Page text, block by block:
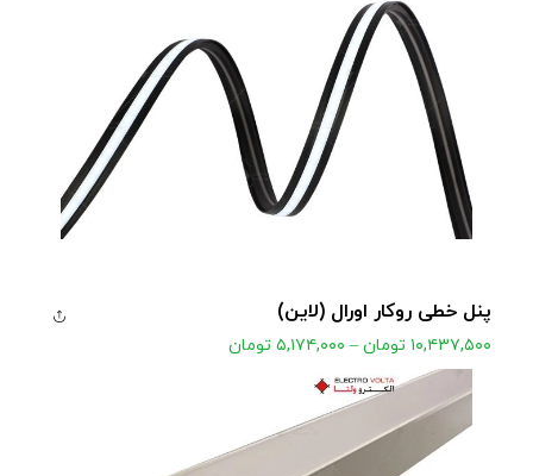
مشاهده محصول
پنل خطی روکار اورال (لاین)
۱۰,۴۳۷,۵۰۰ تومان – ۵,۱۷۴,۰۰۰ تومان